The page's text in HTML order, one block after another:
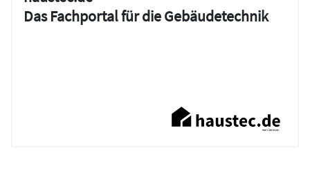
Das Fachportal für die Gebäudetechnik